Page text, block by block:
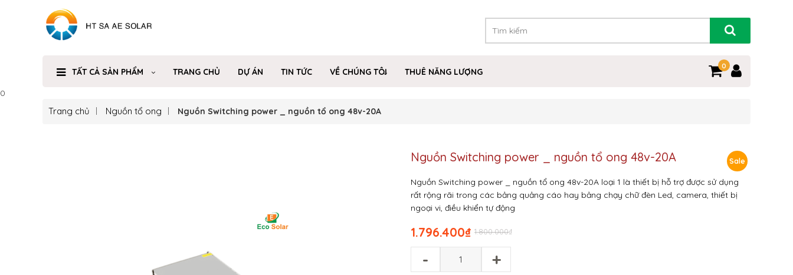
TẤT CẢ SẢN PHẨM TRANG CHỦ DỰ ÁN TIN TỨC VỀ CHÚNG TÔI THUÊ NĂNG LƯỢNG
0
0
Trang chủ Nguồn tổ ong Nguồn Switching power _ nguồn tổ ong 48v-20A
Sale
Nguồn Switching power _ nguồn tổ ong 48v-20A
Nguồn Switching power _ nguồn tổ ong 48v-20A loại 1 là thiết bị hỗ trợ được sử dụng
rất rộng rãi trong các bảng quảng cáo hay bảng chạy chữ đèn Led, camera, thiết bị
ngoại vi, điều khiển tự động
₫
1.800.000
₫
1.796.400
- +